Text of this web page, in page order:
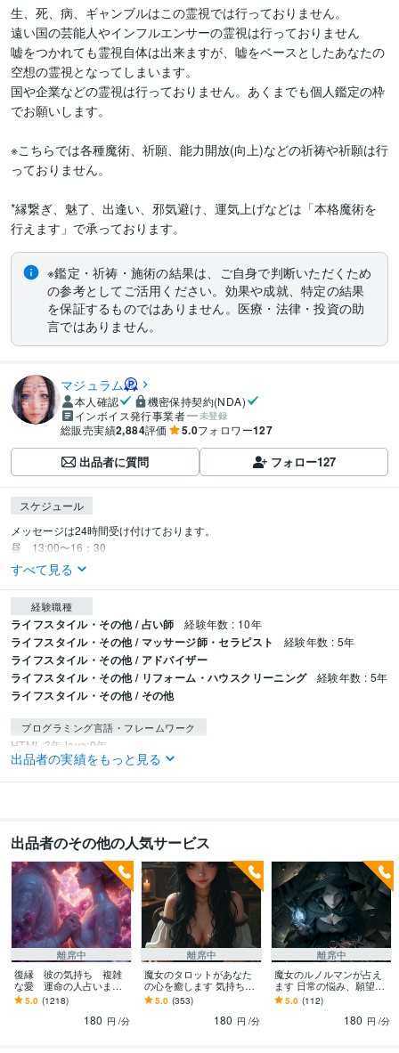
生、死、病、ギャンブルはこの霊視では行っておりません。
遠い国の芸能人やインフルエンサーの霊視は行っておりません
嘘をつかれても霊視自体は出来ますが、嘘をベースとしたあなたの
空想の霊視となってしまいます。
国や企業などの霊視は行っておりません。あくまでも個人鑑定の枠
でお願いします。
※こちらでは各種魔術、祈願、能力開放(向上)などの祈祷や祈願は行
っておりません。
*縁繋ぎ、魅了、出逢い、邪気避け、運気上げなどは「本格魔術を
※鑑定・祈祷・施術の結果は、ご自身で判断いただくため
の参考としてご活用ください。効果や成就、特定の結果
を保証するものではありません。医療・法律・投資の助
言ではありません。
マジュラム
本人確認
機密保持契約(NDA)
インボイス発行事業者
未登録
総販売実績2,884評価 5.0フォロワー127
出品者に質問 フォロー127
スケジュール
メッセージは24時間受け付けております。
昼　13:00〜16：30
すべて見る
経験職種
ライフスタイル・その他 / 占い師 経験年数 : 10年
ライフスタイル・その他 / マッサージ師・セラピスト 経験年数 : 5年
ライフスタイル・その他 / アドバイザー
ライフスタイル・その他 / リフォーム・ハウスクリーニング
経験年数 : 5年
ライフスタイル・その他 / その他
プログラミング言語・フレームワーク
HTML:3年 Java:0年
出品者の実績をもっと見る
出品者のその他の人気サービス
離席中
復縁 彼の気持ち 複雑
な愛 運命の人占います
苦しい恋に終止符を。霊
視とカードで二人の未来
を魔女が読み解く
5.0 (1218)
180 円 /分
離席中
魔女のタロットがあなた
の心を癒します 気持ちを
声で届けたい。分かりや
すい、モヤモヤをスッキ
5.0 (353)
180 円 /分
離席中
魔女のルノルマンが占え
ます 日常の悩み、願望を
邪魔している障害は？
魔女が秘密で教えます
5.0 (112)
180 円 /分